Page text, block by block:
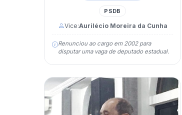
PSDB
Vice:Aurilécio Moreira da Cunha
Renunciou ao cargo em 2002 para
disputar uma vaga de deputado estadual.